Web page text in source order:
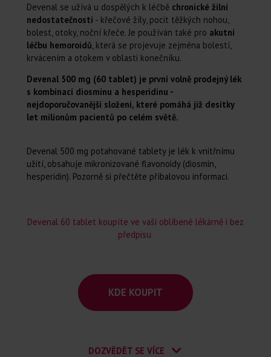
Devenal se užívá u dospělých k léčbě chronické žilní
nedostatečnosti - křečové žíly, pocit těžkých nohou,
bolest, otoky, noční křeče. Je používán také pro akutní
léčbu hemoroidů , která se projevuje zejména bolestí,
krvácením a otokem v oblasti konečníku.
Devenal 500 mg (60 tablet) je první volně prodejný lék
s kombinací diosminu a hesperidinu -
nejdoporučovanější složení, které pomáhá již desítky
let milionům pacientů po celém světě.
Devenal 500 mg potahované tablety je lék k vnitřnímu
užití, obsahuje mikronizované flavonoidy (diosmin,
hesperidin). Pozorně si přečtěte příbalovou informaci.
Devenal 60 tablet koupíte ve vaší oblíbené lékárně i bez
předpisu.
KDE KOUPIT
DOZVĚDĚT SE VÍCE